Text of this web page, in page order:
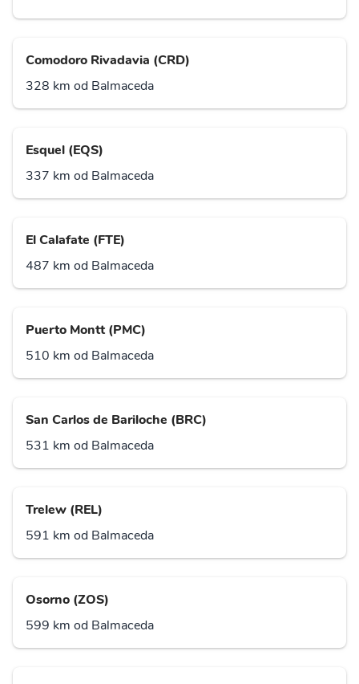
Comodoro Rivadavia (CRD)
328 km od Balmaceda
Esquel (EQS)
337 km od Balmaceda
El Calafate (FTE)
487 km od Balmaceda
Puerto Montt (PMC)
510 km od Balmaceda
San Carlos de Bariloche (BRC)
531 km od Balmaceda
Trelew (REL)
591 km od Balmaceda
Osorno (ZOS)
599 km od Balmaceda